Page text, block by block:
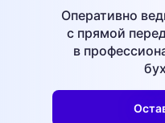
Оперативно
с прямой
в